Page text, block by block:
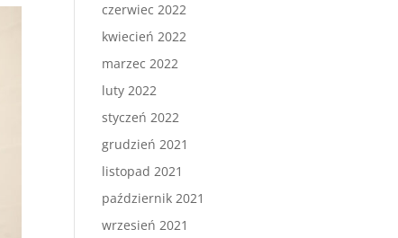
czerwiec 2022
kwiecień 2022
marzec 2022
luty 2022
styczeń 2022
grudzień 2021
listopad 2021
październik 2021
wrzesień 2021